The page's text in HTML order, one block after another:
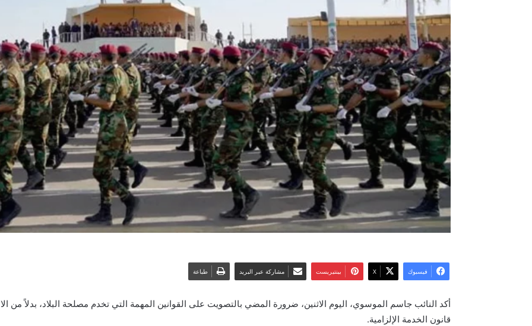
فيسبوك ‫X بينتيريست مشاركة عبر البريد طباعة
أكد النائب جاسم الموسوي، اليوم الاثنين، ضرورة المضي بالتصويت على القوانين المهمة التي تخدم مصلحة البلاد، بدلاً من
قانون الخدمة الإلزامية.